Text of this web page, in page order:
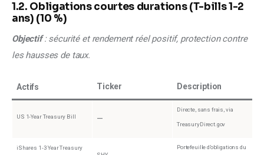
1.2. Obligations courtes durations (T-bills 1-2
ans) (10 %)
Objectif : sécurité et rendement réel positif, protection contre
les hausses de taux.
Actifs Ticker Description
US 1-Year Treasury Bill —
Directe, sans frais, via
TreasuryDirect.gov
iShares 1-3 Year Treasury Portefeuille d’obligations du